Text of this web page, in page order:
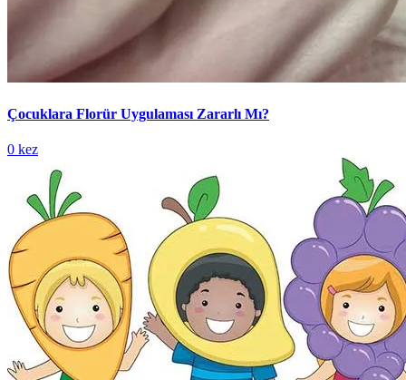
Çocuklara Florür Uygulaması Zararlı Mı?
0 kez